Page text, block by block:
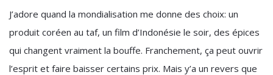
J’adore quand la mondialisation me donne des choix: un
produit coréen au taf, un film d’Indonésie le soir, des épices
qui changent vraiment la bouffe. Franchement, ça peut ouvrir
l’esprit et faire baisser certains prix. Mais y’a un revers que